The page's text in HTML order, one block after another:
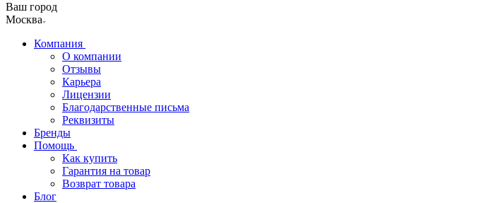
Ваш город
Москва
Компания
О компании
Отзывы
Карьера
Лицензии
Благодарственные письма
Реквизиты
Бренды
Помощь
Как купить
Гарантия на товар
Возврат товара
Блог